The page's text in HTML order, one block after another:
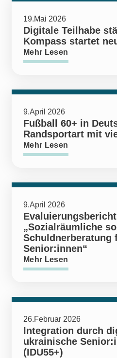
19.Mai 2026
Digitale Teilhabe
Kompass startet
Mehr Lesen
9.April 2026
Fußball 60+ in
Randsportart mit
Mehr Lesen
9.April 2026
„Sozialräumliche
Schuldnerberatung
Senior:innen“
Mehr Lesen
26.Februar 2026
Integration durch
ukrainische
(IDU55+)